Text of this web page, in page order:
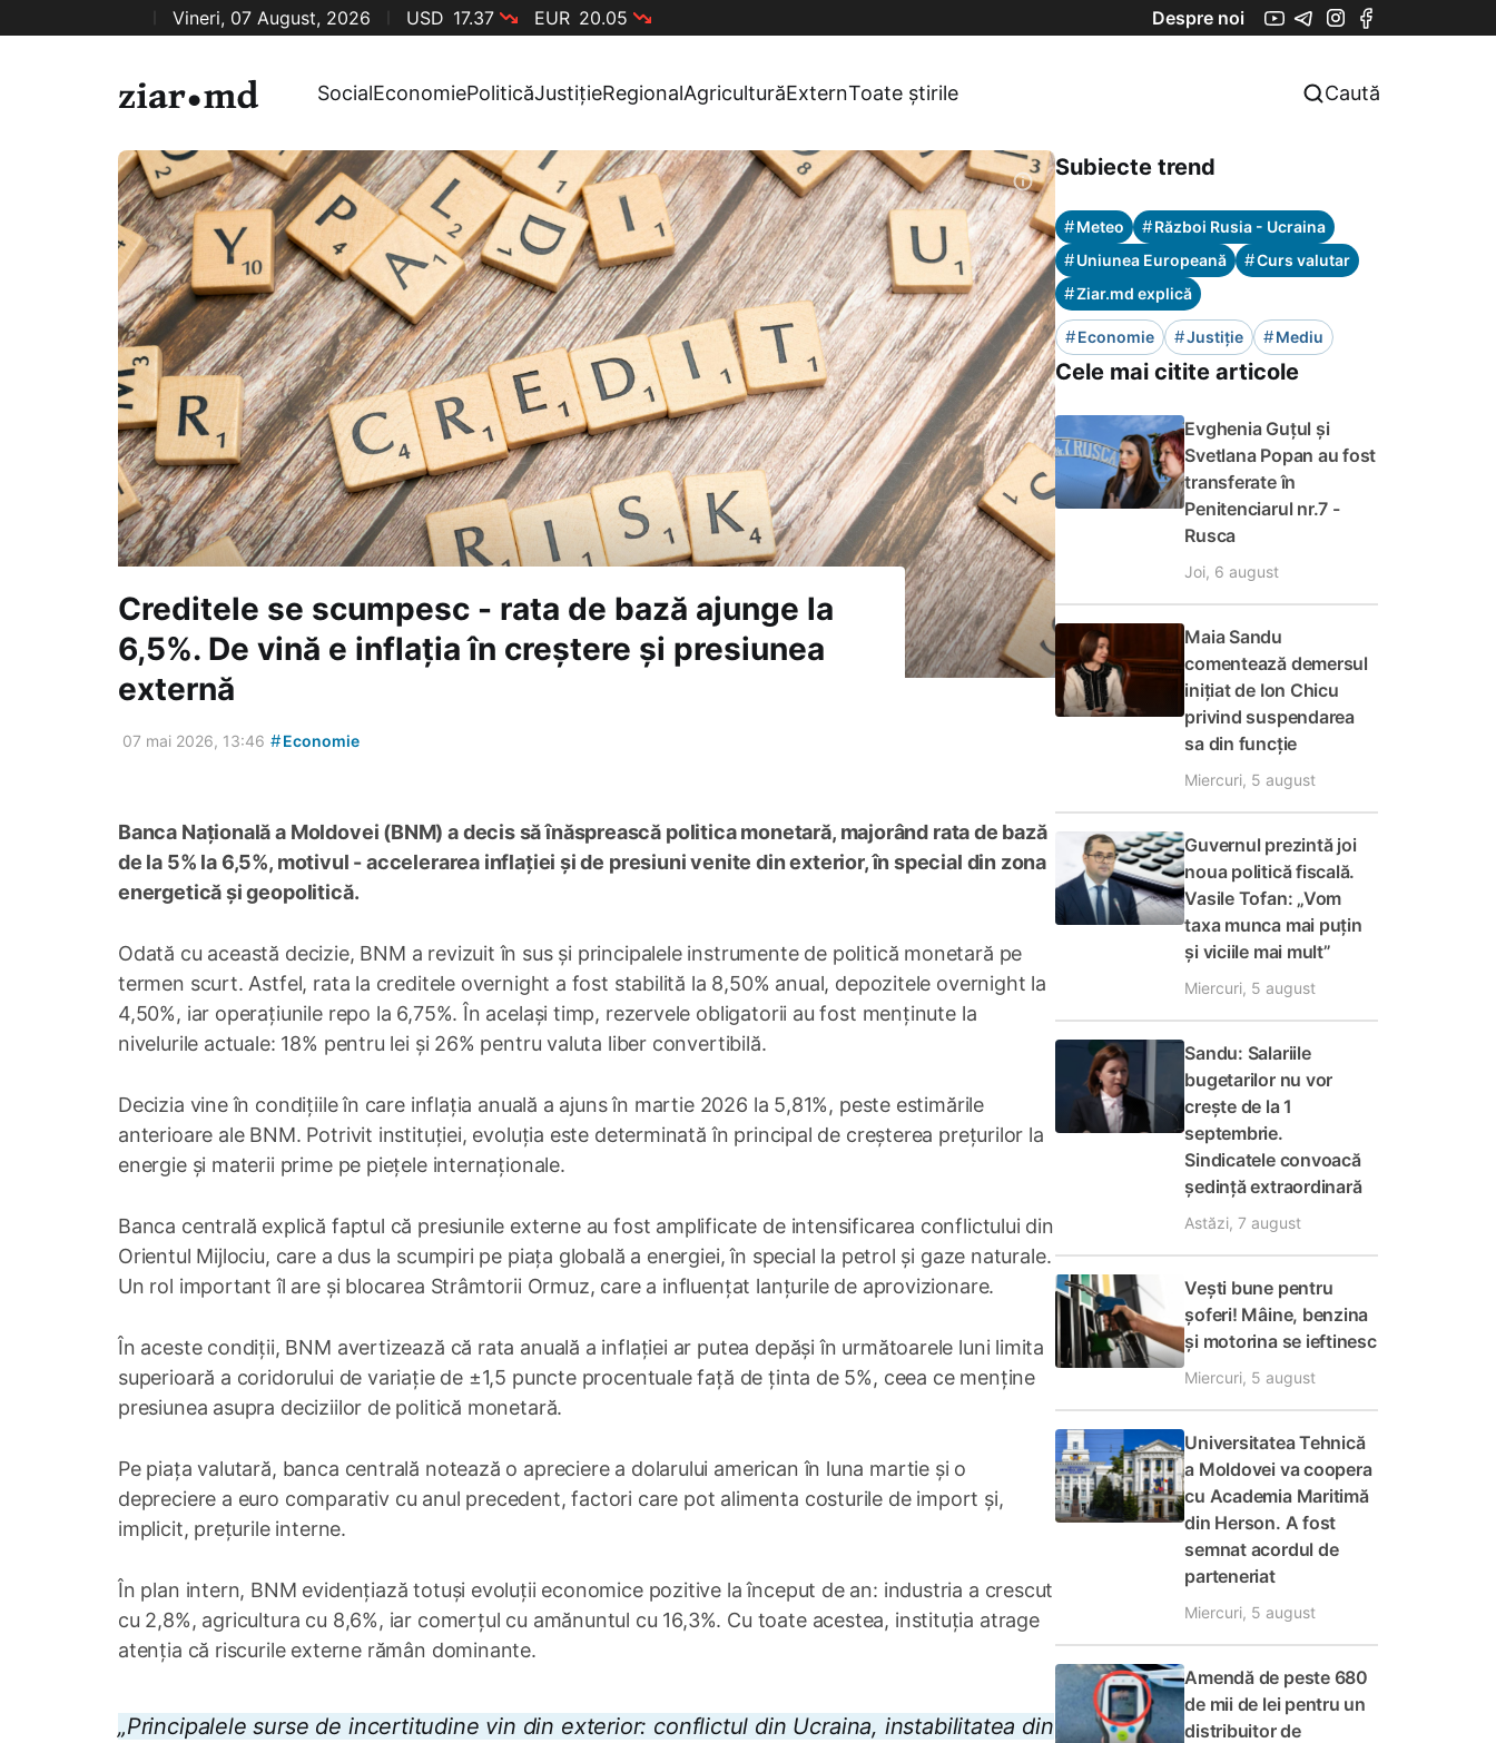
Vineri, 07 August, 2026 USD 17.37 EUR 20.05 Despre noi
SocialEconomiePoliticăJustițieRegionalAgriculturăExternToate știrile Caută
Creditele se scumpesc - rata de bază ajunge la
6,5%. De vină e inflația în creștere și presiunea
externă
07 mai 2026, 13:46 #Economie
Banca Națională a Moldovei (BNM) a decis să înăsprească politica monetară, majorând rata de bază
de la 5% la 6,5%, motivul - accelerarea inflației și de presiuni venite din exterior, în special din zona
energetică și geopolitică.
Odată cu această decizie, BNM a revizuit în sus și principalele instrumente de politică monetară pe
termen scurt. Astfel, rata la creditele overnight a fost stabilită la 8,50% anual, depozitele overnight la
4,50%, iar operațiunile repo la 6,75%. În același timp, rezervele obligatorii au fost menținute la
nivelurile actuale: 18% pentru lei și 26% pentru valuta liber convertibilă.
Decizia vine în condițiile în care inflația anuală a ajuns în martie 2026 la 5,81%, peste estimările
anterioare ale BNM. Potrivit instituției, evoluția este determinată în principal de creșterea prețurilor la
energie și materii prime pe piețele internaționale.
Banca centrală explică faptul că presiunile externe au fost amplificate de intensificarea conflictului din
Orientul Mijlociu, care a dus la scumpiri pe piața globală a energiei, în special la petrol și gaze naturale.
Un rol important îl are și blocarea Strâmtorii Ormuz, care a influențat lanțurile de aprovizionare.
În aceste condiții, BNM avertizează că rata anuală a inflației ar putea depăși în următoarele luni limita
superioară a coridorului de variație de ±1,5 puncte procentuale față de ținta de 5%, ceea ce menține
presiunea asupra deciziilor de politică monetară.
Pe piața valutară, banca centrală notează o apreciere a dolarului american în luna martie și o
depreciere a euro comparativ cu anul precedent, factori care pot alimenta costurile de import și,
implicit, prețurile interne.
În plan intern, BNM evidențiază totuși evoluții economice pozitive la început de an: industria a crescut
cu 2,8%, agricultura cu 8,6%, iar comerțul cu amănuntul cu 16,3%. Cu toate acestea, instituția atrage
atenția că riscurile externe rămân dominante.
„Principalele surse de incertitudine vin din exterior: conflictul din Ucraina, instabilitatea din
Subiecte trend
#Meteo #Război Rusia - Ucraina
#Uniunea Europeană #Curs valutar
#Ziar.md explică
#Economie #Justiție #Mediu
Cele mai citite articole
Evghenia Guțul și
Svetlana Popan au fost
transferate în
Penitenciarul nr.7 -
Rusca
Joi, 6 august
Maia Sandu
comentează demersul
inițiat de Ion Chicu
privind suspendarea
sa din funcție
Miercuri, 5 august
Guvernul prezintă joi
noua politică fiscală.
Vasile Tofan: „Vom
taxa munca mai puțin
și viciile mai mult”
Miercuri, 5 august
Sandu: Salariile
bugetarilor nu vor
crește de la 1
septembrie.
Sindicatele convoacă
ședință extraordinară
Astăzi, 7 august
Vești bune pentru
șoferi! Mâine, benzina
și motorina se ieftinesc
Miercuri, 5 august
Universitatea Tehnică
a Moldovei va coopera
cu Academia Maritimă
din Herson. A fost
semnat acordul de
parteneriat
Miercuri, 5 august
Amendă de peste 680
de mii de lei pentru un
distribuitor de